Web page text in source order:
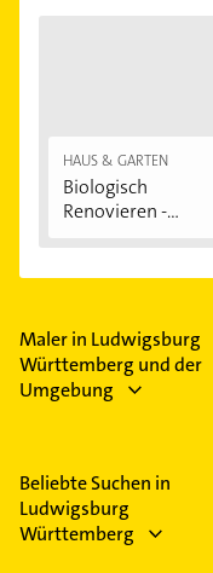
HAUS & GARTEN
Biologisch
Renovieren -
Maler in Ludwigsburg
Württemberg und der
Umgebung
Beliebte Suchen in
Ludwigsburg
Württemberg